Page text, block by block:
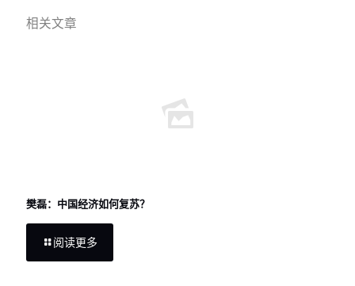
相关文章
樊磊：中国经济如何复苏？
阅读更多